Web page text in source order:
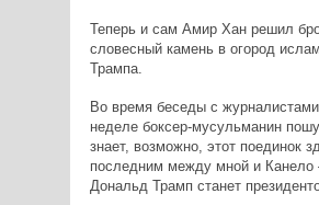
Теперь и сам Амир Хан решил
словесный камень в огород
Трампа.
Во время беседы с
неделе боксер-мусульманин
знает, возможно, этот поединок
последним между мной и Канело
Дональд Трамп станет